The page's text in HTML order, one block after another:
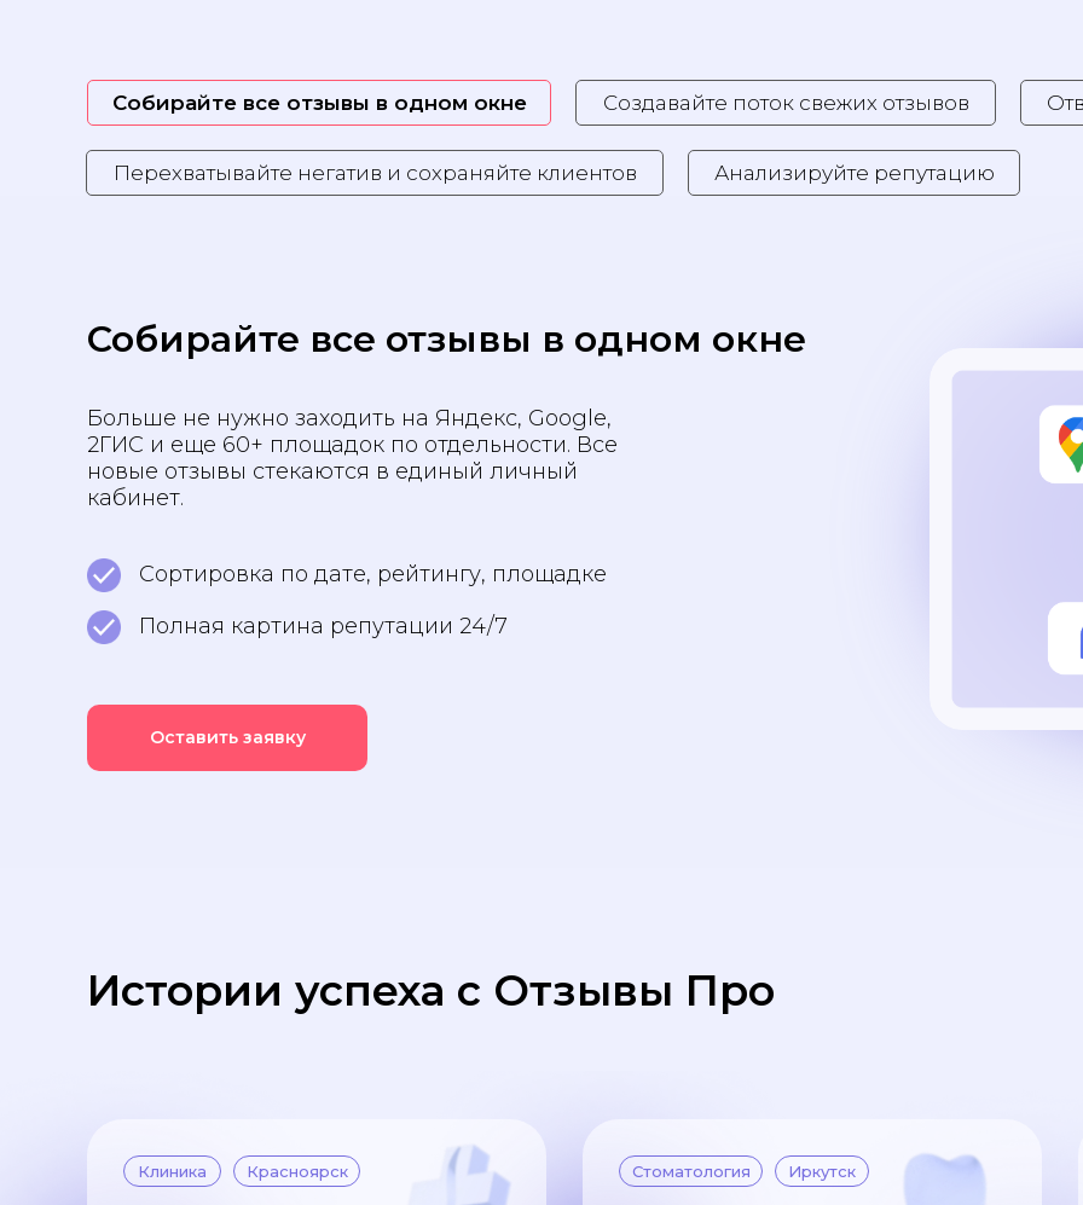
Анализируйте репутацию
Перехватывайте негатив и сохраняйте клиентов
Создавайте поток свежих отзывов
Собирайте все отзывы в одном окне
Больше не нужно заходить на Яндекс, Google,
2ГИС и еще 60+ площадок по отдельности. Все
новые отзывы стекаются в единый личный
кабинет.
Полная картина репутации 24/7
Собирайте все отзывы в одном окне
Сортировка по дате, рейтингу, площадке
Оставить заявку
Истории успеха с Отзывы Про
Стоматология Иркутск
Клиника Красноярск